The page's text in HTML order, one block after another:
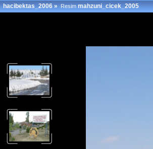
hacibektas_2006»Resimmahzuni_cicek_2005